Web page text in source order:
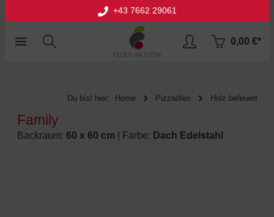
+43 7662 29061
0,00 €*
Du bist hier: Home Pizzaöfen Holz befeuert
Family
Backraum: 60 x 60 cm | Farbe: Dach Edelstahl